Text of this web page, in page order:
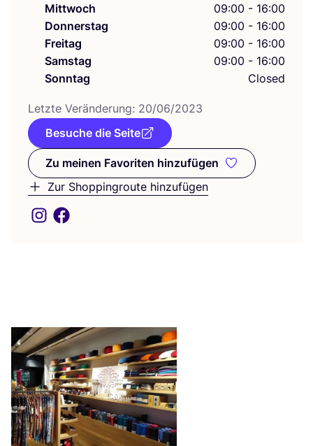
Mittwoch
09:00 - 16:00
Donnerstag
09:00 - 16:00
Freitag
09:00 - 16:00
Samstag
09:00 - 16:00
Sonntag
Closed
Letz­te Ver­än­de­rung: 20/06/2023
Besuche die Seite
Zu meinen Favoriten hinzufügen
Zu meinen Favoriten
Zur Shoppingroute hinzufügen